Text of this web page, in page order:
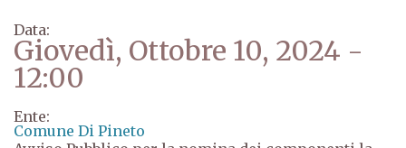
Data:
Giovedì, Ottobre 10, 2024 -
12:00
Ente:
Comune Di Pineto